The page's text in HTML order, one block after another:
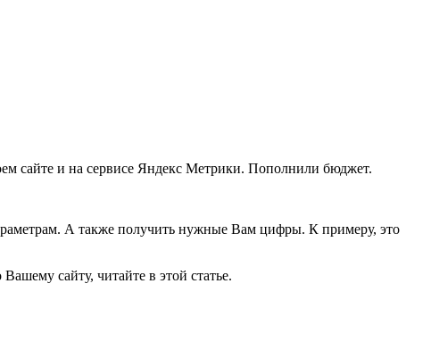
сайте и на сервисе Яндекс Метрики. Пополнили бюджет.
А также получить нужные Вам цифры. К примеру, это
сайту, читайте в этой статье.